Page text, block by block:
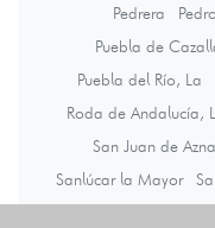
Pedrera
Puebla de
Puebla del Río, La
Roda de Andalucía,
San Juan de
Sanlúcar la Mayor